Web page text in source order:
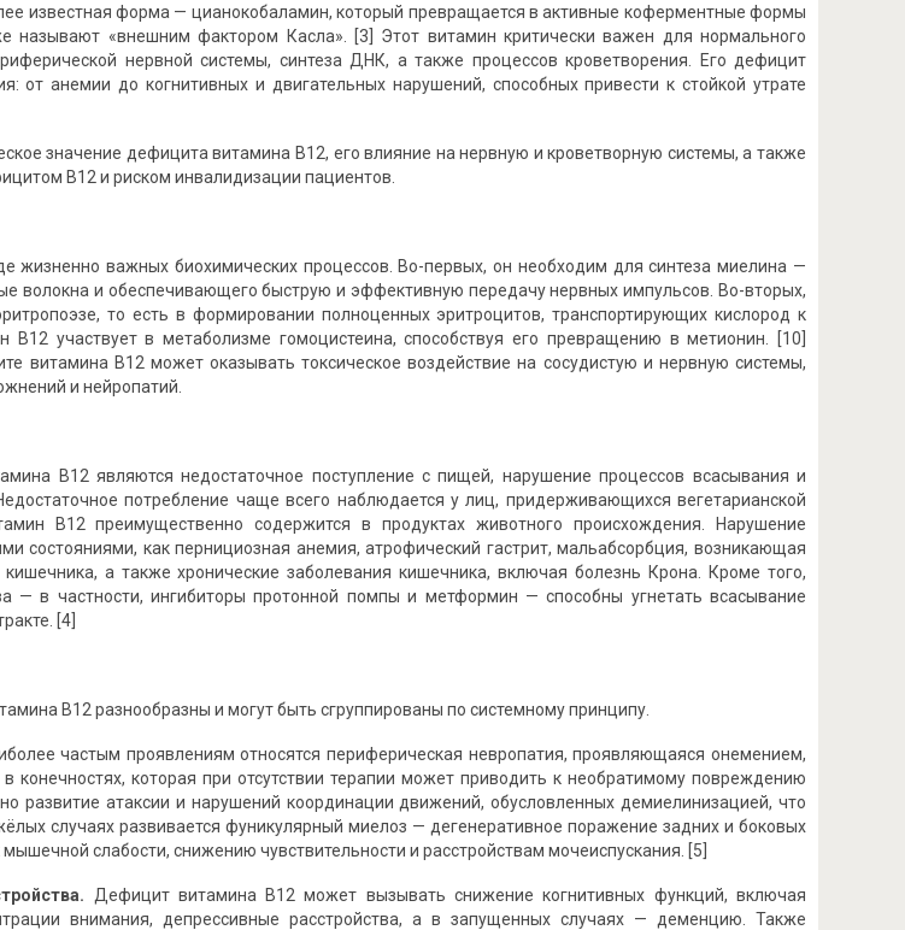
известная форма — цианокобаламин, который превращается в активные коферментные формы
называют «внешним фактором Касла». [3] Этот витамин критически важен для нормального
нервной системы, синтеза ДНК, а также процессов кроветворения. Его дефицит
от анемии до когнитивных и двигательных нарушений, способных привести к стойкой утрате
значение дефицита витамина B12, его влияние на нервную и кроветворную системы, а также
B12 и риском инвалидизации пациентов.
жизненно важных биохимических процессов. Во-первых, он необходим для синтеза миелина —
волокна и обеспечивающего быструю и эффективную передачу нервных импульсов. Во-вторых,
то есть в формировании полноценных эритроцитов, транспортирующих кислород к
B12 участвует в метаболизме гомоцистеина, способствуя его превращению в метионин. [10]
витамина B12 может оказывать токсическое воздействие на сосудистую и нервную системы,
и нейропатий.
B12 являются недостаточное поступление с пищей, нарушение процессов всасывания и
потребление чаще всего наблюдается у лиц, придерживающихся вегетарианской
B12 преимущественно содержится в продуктах животного происхождения. Нарушение
состояниями, как пернициозная анемия, атрофический гастрит, мальабсорбция, возникающая
а также хронические заболевания кишечника, включая болезнь Крона. Кроме того,
— в частности, ингибиторы протонной помпы и метформин — способны угнетать всасывание
[4]
B12 разнообразны и могут быть сгруппированы по системному принципу.
частым проявлениям относятся периферическая невропатия, проявляющаяся онемением,
конечностях, которая при отсутствии терапии может приводить к необратимому повреждению
развитие атаксии и нарушений координации движений, обусловленных демиелинизацией, что
случаях развивается фуникулярный миелоз — дегенеративное поражение задних и боковых
слабости, снижению чувствительности и расстройствам мочеиспускания. [5]
Дефицит витамина B12 может вызывать снижение когнитивных функций, включая
внимания, депрессивные расстройства, а в запущенных случаях — деменцию. Также